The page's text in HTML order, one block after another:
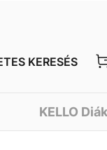
KERESÉS
KELLO